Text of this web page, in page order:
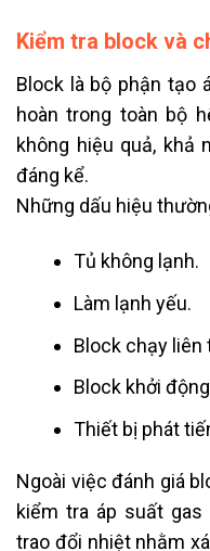
Kiểm tra block và
Block là bộ phận tạo
hoàn trong toàn bộ
không hiệu quả, khả
đáng kể.
Những dấu hiệu
Tủ không lạnh.
Làm lạnh yếu.
Block chạy liên
Block khởi
Thiết bị phát
Ngoài việc đánh giá
kiểm tra áp suất gas
trao đổi nhiệt nhằm